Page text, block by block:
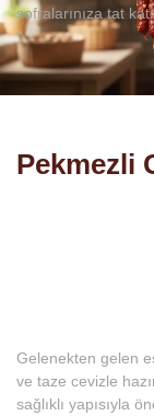
sofralarınıza tat
Pekmezli
Gelenekten gelen
ve taze cevizle
sağlıklı yapısıyla